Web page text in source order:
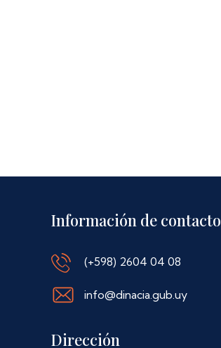
Información de contacto
(+598) 2604 04 08
info@dinacia.gub.uy
Dirección